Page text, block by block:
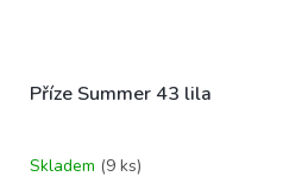
Příze Summer 43 lila
Skladem (9 ks)